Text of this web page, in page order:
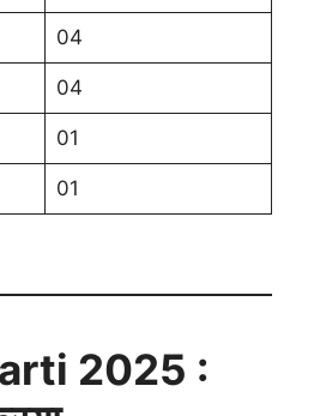
04
04
01
01
2025 :